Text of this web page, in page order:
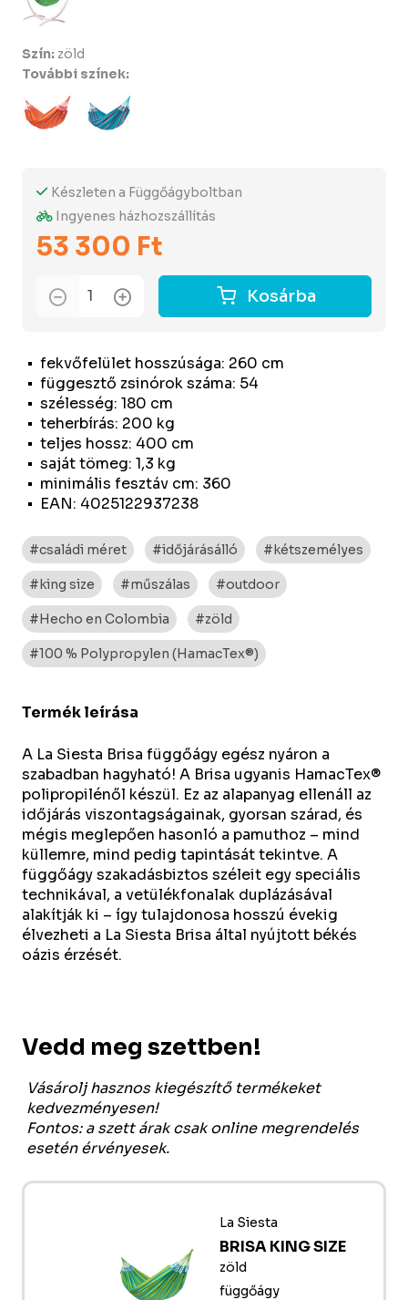
fekvőfelület hosszúsága: 260 cm
függesztő zsinórok száma: 54
szélesség: 180 cm
teherbírás: 200 kg
teljes hossz: 400 cm
saját tömeg: 1,3 kg
minimális fesztáv cm: 360
EAN: 4025122937238
Készleten a Függőágyboltban
Ingyenes házhozszállítás
53 300 Ft
Kosárba
Szín: zöld
További színek:
#családi méret #időjárásálló #kétszemélyes
#king size #műszálas #outdoor
#Hecho en Colombia #zöld
#100 % Polypropylen (HamacTex®)
Termék leírása
A La Siesta Brisa függőágy egész nyáron a
szabadban hagyható! A Brisa ugyanis HamacTex®
polipropilénől készül. Ez az alapanyag ellenáll az
időjárás viszontagságainak, gyorsan szárad, és
mégis meglepően hasonló a pamuthoz – mind
küllemre, mind pedig tapintását tekintve. A
függőágy szakadásbiztos széleit egy speciális
technikával, a vetülékfonalak duplázásával
alakítják ki – így tulajdonosa hosszú évekig
élvezheti a La Siesta Brisa által nyújtott békés
oázis érzését.
Vedd meg szettben!
Vásárolj hasznos kiegészítő termékeket
kedvezményesen!
Fontos: a szett árak csak online megrendelés
esetén érvényesek.
La Siesta
BRISA KING SIZE
zöld
függőágy